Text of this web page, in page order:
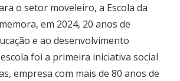
o setor moveleiro, a Escola da
em 2024, 20 anos de
e ao desenvolvimento
foi a primeira iniciativa social
empresa com mais de 80 anos de